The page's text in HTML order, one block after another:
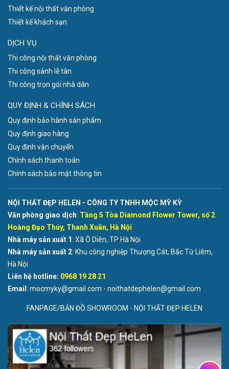
Thiết kế nội thất văn phòng
Thiết kế khách sạn
DỊCH VỤ
Thi công nội thất văn phòng
Thi công sảnh lễ tân
Thi công trọn gói nhà dân
QUY ĐỊNH & CHÍNH SÁCH
Quy định bảo hành sản phẩm
Quy định giao hàng
Quy định vận chuyển
Chính sách thanh toán
Chính sách bảo mật thông tin
NỘI THẤT ĐẸP HELEN - CÔNG TY TNHH MỘC MỸ KỲ
Văn phòng giao dịch: Tầng 5 Tòa Diamond Flower Tower, số 2
Hoàng Đạo Thúy, Thanh Xuân, Hà Nội
Nhà máy sản xuất 1: Xã Ô Diên, TP Hà Nội
Nhà máy sản xuất 2: Khu công nghiệp Thượng Cát, Bắc Từ Liêm,
Hà Nội
Liên hệ hotline: 0968 19 28 21
Email : mocmyky@gmail.com - noithatdephelen@gmail.com
FANPAGE/BẢN ĐỒ SHOWROOM - NỘI THẤT ĐẸP HELEN